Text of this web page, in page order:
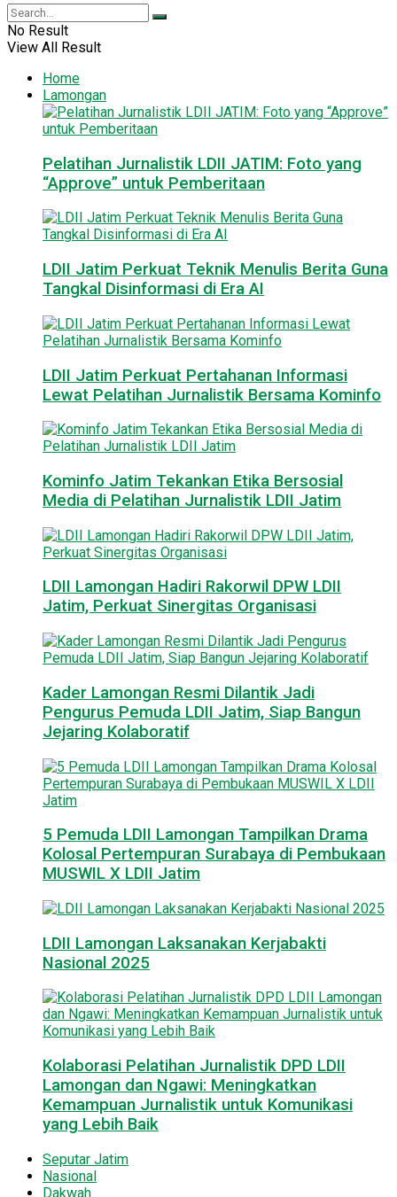
No Result
View All Result
Home
Lamongan
Pelatihan Jurnalistik LDII JATIM: Foto yang
“Approve” untuk Pemberitaan
LDII Jatim Perkuat Teknik Menulis Berita Guna
Tangkal Disinformasi di Era AI
LDII Jatim Perkuat Pertahanan Informasi
Lewat Pelatihan Jurnalistik Bersama Kominfo
Kominfo Jatim Tekankan Etika Bersosial
Media di Pelatihan Jurnalistik LDII Jatim
LDII Lamongan Hadiri Rakorwil DPW LDII
Jatim, Perkuat Sinergitas Organisasi
Kader Lamongan Resmi Dilantik Jadi
Pengurus Pemuda LDII Jatim, Siap Bangun
Jejaring Kolaboratif
5 Pemuda LDII Lamongan Tampilkan Drama
Kolosal Pertempuran Surabaya di Pembukaan
MUSWIL X LDII Jatim
LDII Lamongan Laksanakan Kerjabakti
Nasional 2025
Kolaborasi Pelatihan Jurnalistik DPD LDII
Lamongan dan Ngawi: Meningkatkan
Kemampuan Jurnalistik untuk Komunikasi
yang Lebih Baik
Seputar Jatim
Nasional
Dakwah